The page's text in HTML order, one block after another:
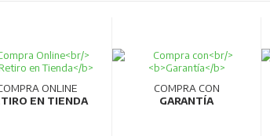
ONLINE
EN TIENDA
COMPRA CON
GARANTÍA